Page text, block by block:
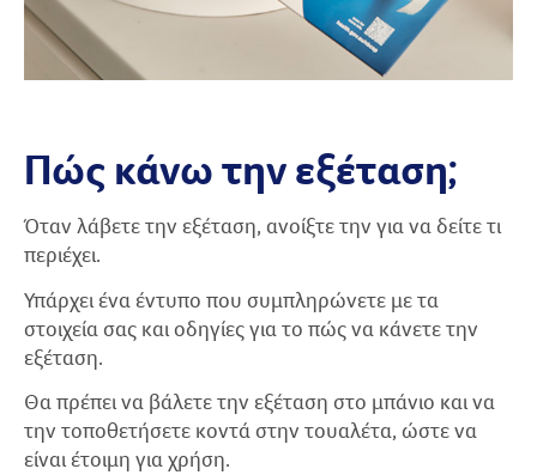
Πώς κάνω την εξέταση;
Όταν λάβετε την εξέταση, ανοίξτε την για να δείτε τι
περιέχει.
Υπάρχει ένα έντυπο που συμπληρώνετε με τα
στοιχεία σας και οδηγίες για το πώς να κάνετε την
εξέταση.
Θα πρέπει να βάλετε την εξέταση στο μπάνιο και να
την τοποθετήσετε κοντά στην τουαλέτα, ώστε να
είναι έτοιμη για χρήση.